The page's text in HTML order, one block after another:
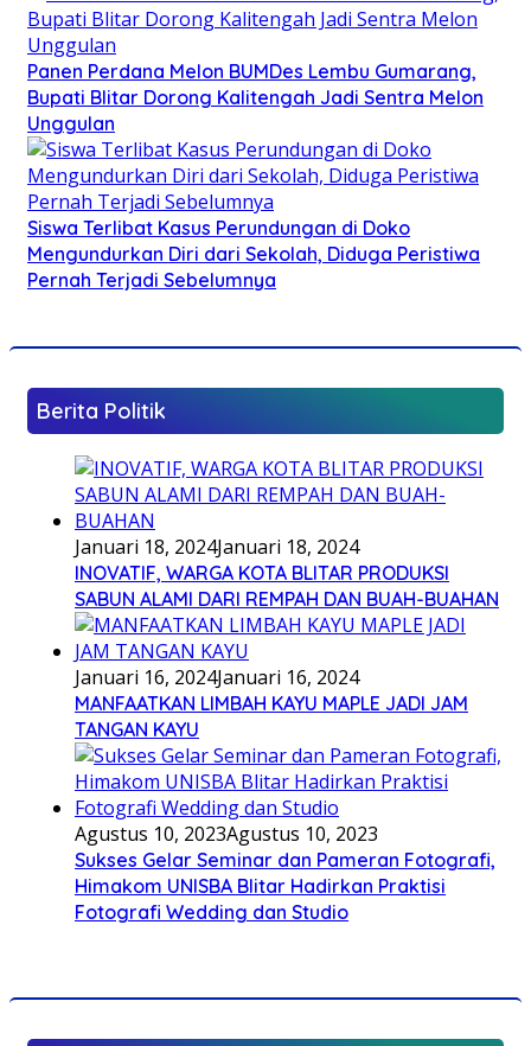
Panen Perdana Melon BUMDes Lembu Gumarang,
Bupati Blitar Dorong Kalitengah Jadi Sentra Melon
Unggulan
Siswa Terlibat Kasus Perundungan di Doko
Mengundurkan Diri dari Sekolah, Diduga Peristiwa
Pernah Terjadi Sebelumnya
Berita Politik
Januari 18, 2024Januari 18, 2024
INOVATIF, WARGA KOTA BLITAR PRODUKSI
SABUN ALAMI DARI REMPAH DAN BUAH-BUAHAN
Januari 16, 2024Januari 16, 2024
MANFAATKAN LIMBAH KAYU MAPLE JADI JAM
TANGAN KAYU
Agustus 10, 2023Agustus 10, 2023
Sukses Gelar Seminar dan Pameran Fotografi,
Himakom UNISBA Blitar Hadirkan Praktisi
Fotografi Wedding dan Studio